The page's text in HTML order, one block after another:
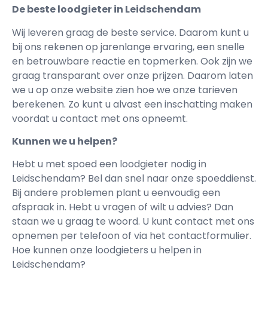
De beste loodgieter in Leidschendam
Wij leveren graag de beste service. Daarom kunt u
bij ons rekenen op jarenlange ervaring, een snelle
en betrouwbare reactie en topmerken. Ook zijn we
graag transparant over onze prijzen. Daarom laten
we u op onze website zien hoe we onze tarieven
berekenen. Zo kunt u alvast een inschatting maken
voordat u contact met ons opneemt.
Kunnen we u helpen?
Hebt u met spoed een loodgieter nodig in
Leidschendam? Bel dan snel naar onze spoeddienst.
Bij andere problemen plant u eenvoudig een
afspraak in. Hebt u vragen of wilt u advies? Dan
staan we u graag te woord. U kunt contact met ons
opnemen per telefoon of via het contactformulier.
Hoe kunnen onze loodgieters u helpen in
Leidschendam?